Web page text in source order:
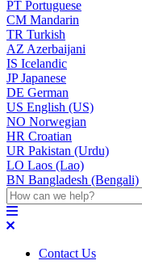
PT Portuguese
CM Mandarin
TR Turkish
AZ Azerbaijani
IS Icelandic
JPJapanese
DE German
US English (US)
NO Norwegian
HR Croatian
UR Pakistan (Urdu)
LO Laos (Lao)
BN Bangladesh (Bengali)
Contact Us